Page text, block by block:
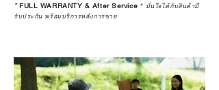
*FULL WARRANTY & After Service * มั่นใจได้กับสินค้ามี
รับประกัน พร้อมบริการหลังการขาย